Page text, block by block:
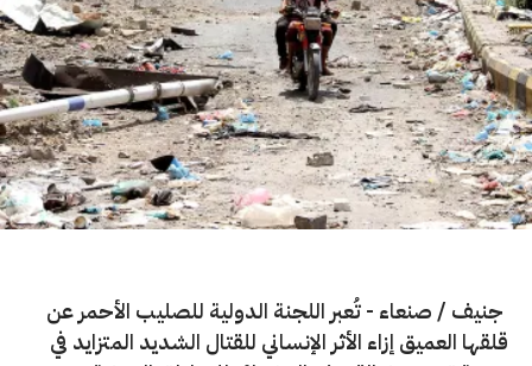
جنيف / صنعاء - تُعبر اللجنة الدولية للصليب الأحمر عن
قلقها العميق إزاء الأثر الإنساني للقتال الشديد المتزايد في